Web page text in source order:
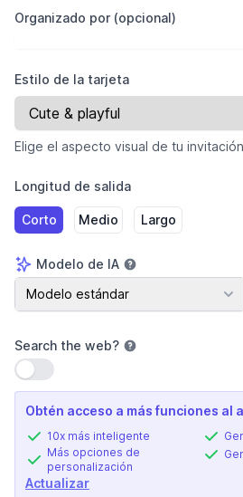
Organizado por (opcional)
Estilo de la tarjeta
Elige el aspecto visual de tu
Longitud de salida
Corto Medio Largo
Modelo de IA
Modelo de IA
Modelo estándar
Search the web?
Usar configuración
Obtén acceso a más funciones al
10x más inteligente
Más opciones de
personalización
Actualizar